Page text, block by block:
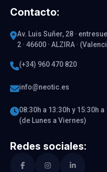
Contacto:
Av. Luis Suñer, 28 ·
2 · 46600 · ALZIRA ·
(+34) 960 470 820
info@neotic.es
08:30h a 13:30h y 15:30h a
(de Lunes a Viernes)
Redes sociales: